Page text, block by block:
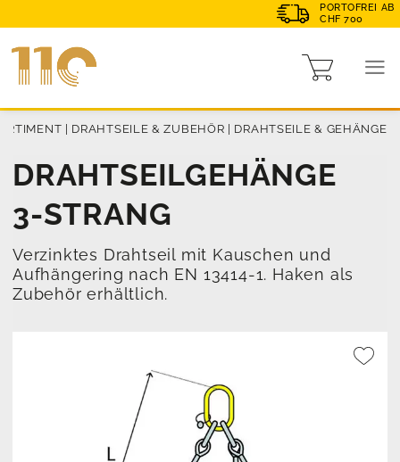
PORTOFREI AB
CHF 700
| DRAHTSEILE & ZUBEHÖR | DRAHTSEILE & GEHÄNGE
DRAHTSEILGEHÄNGE
3-STRANG
Verzinktes Drahtseil mit Kauschen und
Aufhängering nach EN 13414-1. Haken als
Zubehör erhältlich.